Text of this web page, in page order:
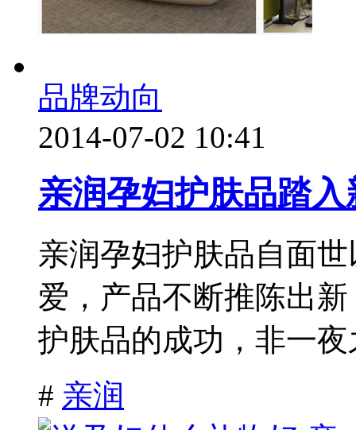
品牌动向
2014-07-02 10:41
亲润孕妇护肤品踏
亲润孕妇护肤品自面
爱，产品不断推陈出
护肤品的成功，非一夜
# 亲润